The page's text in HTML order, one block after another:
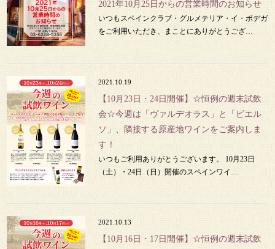
2021年10月25日からの営業時間のお知らせ
いつもスペインクラブ・グルメテリア・イ・ボデガ
をご利用いただき、まことにありがとうござ…
2021.10.19
【10月23日・24日開催】☆恒例の週末試飲
会☆今週は「ヴァルデオラス」と「ビエル
ソ」、隣接する原産地ワインをご案内しま
す！
いつもご利用ありがとうございます。 10月23日
（土）・24日（日）開催のスペインワイ…
2021.10.13
【10月16日・17日開催】☆恒例の週末試飲